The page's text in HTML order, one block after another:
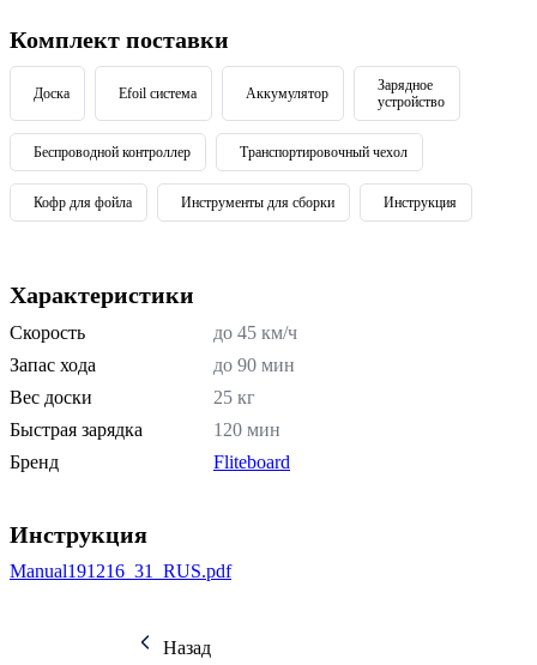
Комплект поставки
Доска Efoil система Аккумулятор
Зарядное
устройство
Беспроводной контроллер Транспортировочный чехол
Кофр для фойла Инструменты для сборки Инструкция
Характеристики
Скорость
до 45 км/ч
Запас хода
до 90 мин
Вес доски
25 кг
Быстрая зарядка
120 мин
Бренд
Fliteboard
Инструкция
Manual191216_31_RUS.pdf
Назад